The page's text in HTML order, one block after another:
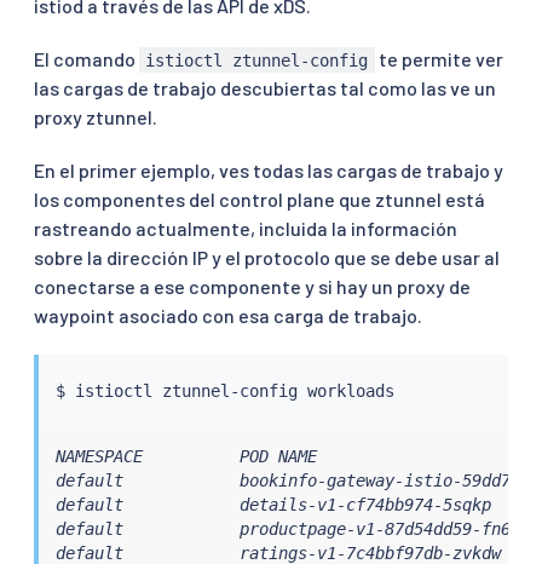
istiod a través de las API de xDS.
El comando istioctl ztunnel-config
te permite ver
las cargas de trabajo descubiertas tal como las ve un
proxy ztunnel.
En el primer ejemplo, ves todas las cargas de trabajo y
los componentes del control plane que ztunnel está
rastreando actualmente, incluida la información
sobre la dirección IP y el protocolo que se debe usar al
conectarse a ese componente y si hay un proxy de
waypoint asociado con esa carga de trabajo.
$ istioctl
NAMESPACE          POD NAME
default            bookinfo-gateway-istio-
default            details-v1-cf74bb974-5sqkp
default            productpage-v1-87d54dd59-
default            ratings-v1-7c4bbf97db-zvkdw